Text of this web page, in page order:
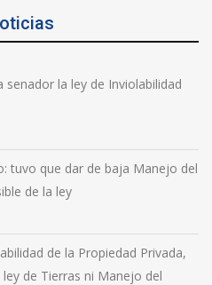
la ley de Inviolabilidad
tuvo que dar de baja Manejo del
de la ley
de la Propiedad Privada,
de Tierras ni Manejo del